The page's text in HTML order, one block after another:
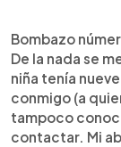
Bombazo
De la nada se
niña tenía
conmigo (a
tampoco
contactar. Mi